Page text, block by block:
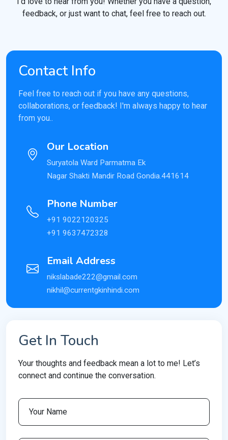
feedback, or just want to chat, feel free to reach out.
Contact Info
Feel free to reach out if you have any questions,
collaborations, or feedback! I'm always happy to hear
from you..
Our Location
Suryatola Ward Parmatma Ek
Nagar Shakti Mandir Road Gondia.441614
Phone Number
+91 9022120325
+91 9637472328
Email Address
nikslabade222@gmail.com
nikhil@currentgkinhindi.com
Get In Touch
Your thoughts and feedback mean a lot to me! Let’s
connect and continue the conversation.